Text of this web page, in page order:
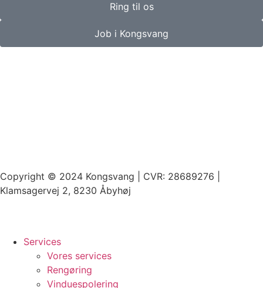
Ring til os
Job i Kongsvang
Copyright © 2024 Kongsvang | CVR: 28689276 |
Klamsagervej 2, 8230 Åbyhøj
Services
Vores services
Rengøring
Vinduespolering